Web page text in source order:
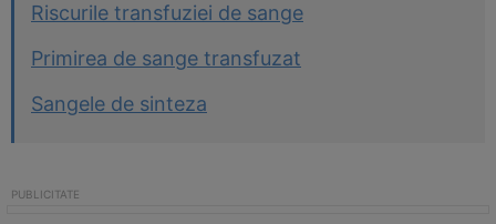
Riscurile transfuziei de sange
Primirea de sange transfuzat
Sangele de sinteza